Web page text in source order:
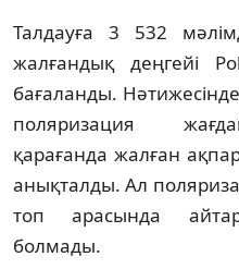
Талдауға 3 532
жалғандық деңгейі
бағаланды.
поляризация
қарағанда жалған
анықталды. Ал
топ арасында
болмады.